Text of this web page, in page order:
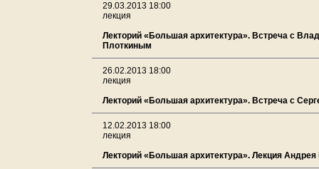
29.03.2013 18:00
лекция
Лекторий «Большая архитектура». Встреча с
Плоткиным
26.02.2013 18:00
лекция
Лекторий «Большая архитектура». Встреча с
12.02.2013 18:00
лекция
Лекторий «Большая архитектура». Лекция Андрея